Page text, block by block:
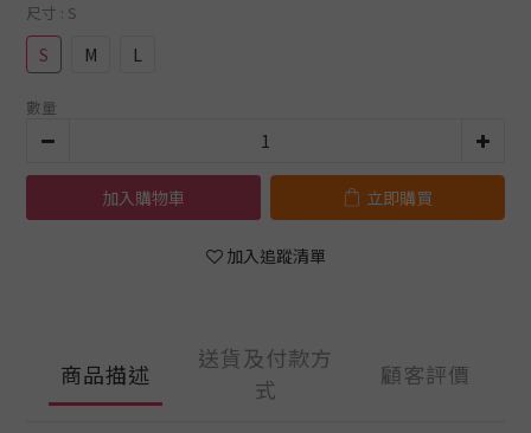
尺寸 : S
S M L
數量
加入購物車 立即購買
加入追蹤清單
商品描述
送貨及付款方
式
顧客評價